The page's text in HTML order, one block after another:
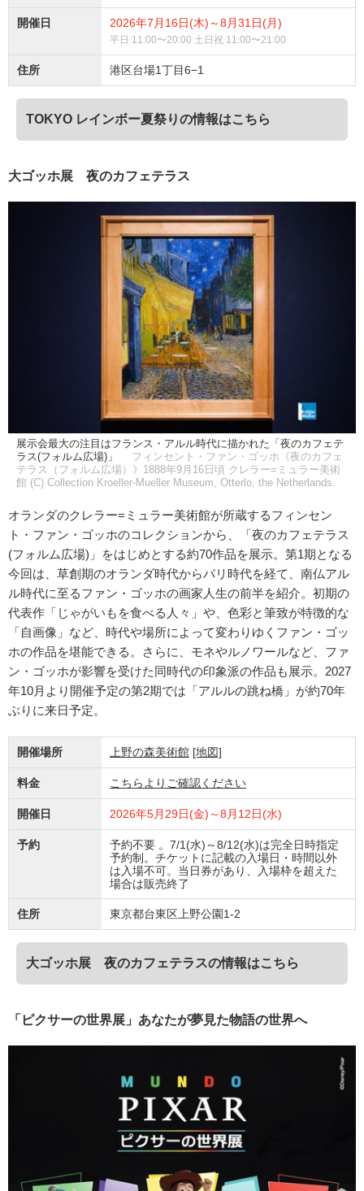
開催日 2026年7月16日(木)～8月31日(月)
平日 11:00〜20:00 土日祝 11:00〜21:00
住所 港区台場1丁目6−1
TOKYO レインボー夏祭りの情報はこちら
大ゴッホ展 夜のカフェテラス
展示会最大の注目はフランス・アルル時代に描かれた「夜のカフェテ
ラス(フォルム広場)」
フィンセント・ファン・ゴッホ《夜のカフェ
テラス（フォルム広場）》1888年9月16日頃 クレラー=ミュラー美術
館 (C) Collection Kroeller-Mueller Museum, Otterlo, the Netherlands.
オランダのクレラー=ミュラー美術館が所蔵するフィンセン
ト・ファン・ゴッホのコレクションから、「夜のカフェテラス
(フォルム広場)」をはじめとする約70作品を展示。第1期となる
今回は、草創期のオランダ時代からパリ時代を経て、南仏アル
ル時代に至るファン・ゴッホの画家人生の前半を紹介。初期の
代表作「じゃがいもを食べる人々」や、色彩と筆致が特徴的な
「自画像」など、時代や場所によって変わりゆくファン・ゴッ
ホの作品を堪能できる。さらに、モネやルノワールなど、ファ
ン・ゴッホが影響を受けた同時代の印象派の作品も展示。2027
年10月より開催予定の第2期では「アルルの跳ね橋」が約70年
ぶりに来日予定。
開催場所 上野の森美術館 [地図]
料金 こちらよりご確認ください
開催日 2026年5月29日(金)～8月12日(水)
予約
予約不要 。7/1(水)～8/12(水)は完全日時指定
予約制。チケットに記載の入場日・時間以外
は入場不可。当日券があり、入場枠を超えた
場合は販売終了
住所 東京都台東区上野公園1-2
大ゴッホ展 夜のカフェテラスの情報はこちら
「ピクサーの世界展」あなたが夢見た物語の世界へ